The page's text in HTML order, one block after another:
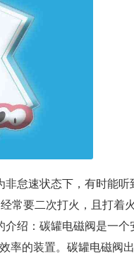
怠速状态下，有时能听
常要二次打火，且打着
绍：碳罐电磁阀是一个
率的装置。碳罐电磁阀